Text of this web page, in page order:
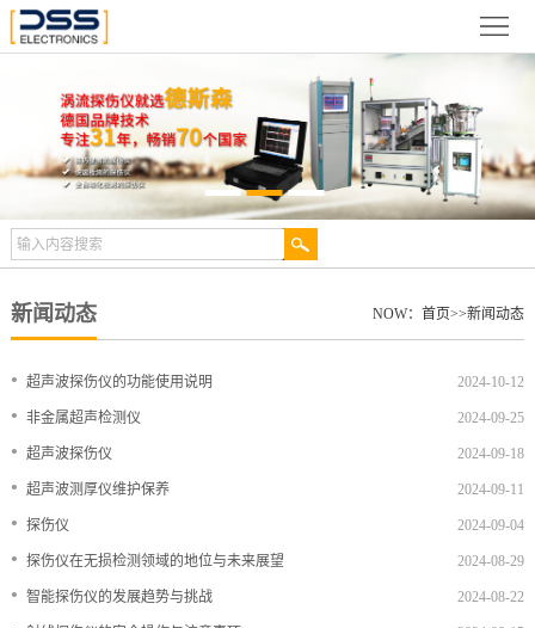
斯
森
动
态
品
展
检
测
合
伙
频
心
技
文
务
联
新闻动态 NOW：首页>>新闻动态
2024-10-12
• 超声波探伤仪的功能使用说明
2024-09-25
• 非金属超声检测仪
2024-09-18
• 超声波探伤仪
2024-09-11
• 超声波测厚仪维护保养
2024-09-04
• 探伤仪
2024-08-29
• 探伤仪在无损检测领域的地位与未来展望
2024-08-22
• 智能探伤仪的发展趋势与挑战